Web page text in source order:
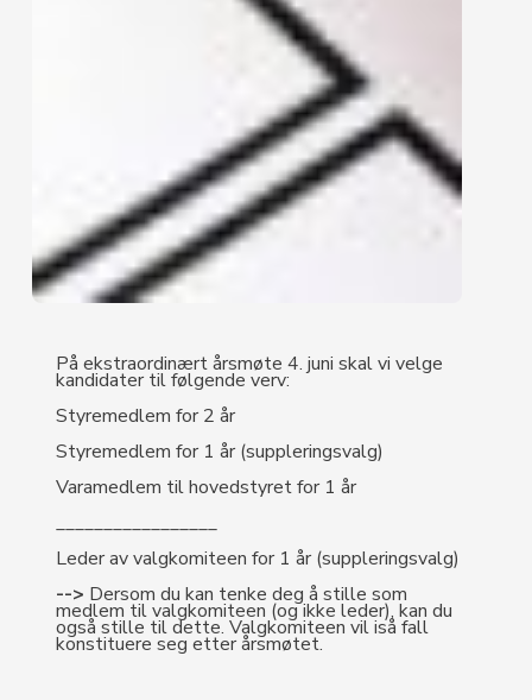
På ekstraordinært årsmøte 4. juni skal vi velge
kandidater til følgende verv:
Styremedlem for 2 år
Styremedlem for 1 år (suppleringsvalg)
Varamedlem til hovedstyret for 1 år
_________________
Leder av valgkomiteen for 1 år (suppleringsvalg)
--> Dersom du kan tenke deg å stille som
medlem til valgkomiteen (og ikke leder), kan du
også stille til dette. Valgkomiteen vil iså fall
konstituere seg etter årsmøtet.